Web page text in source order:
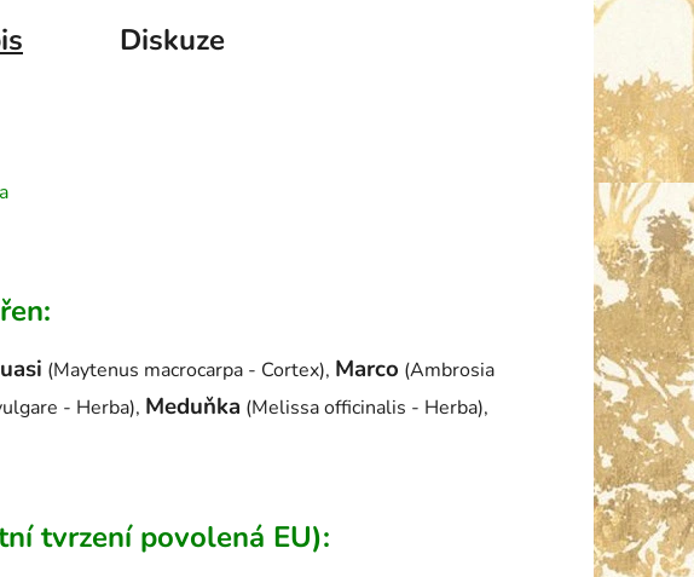
Diskuze
(Maytenus macrocarpa - Cortex), Marco (Ambrosia
- Herba), Meduňka (Melissa officinalis - Herba),
tvrzení povolená EU):